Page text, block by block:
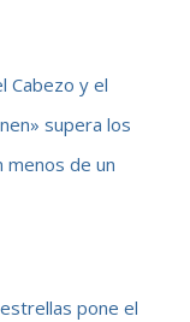
Cabezo y el
supera los
menos de un
pone el